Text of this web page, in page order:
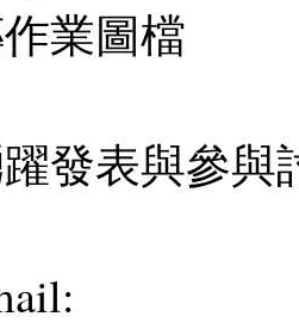
業圖檔
發表與參與